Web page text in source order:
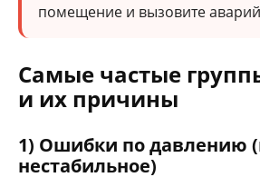
помещение и вызовите
Самые частые
и их причины
1) Ошибки по давлению
нестабильное)